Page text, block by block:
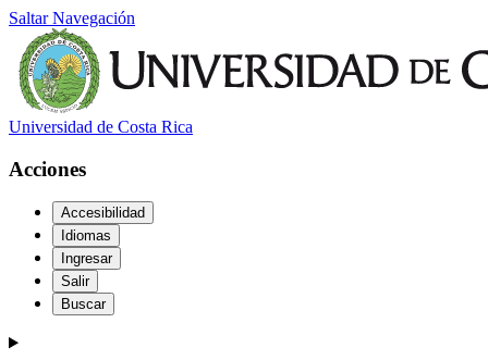
Saltar Navegación
Universidad de Costa Rica
Acciones
Accesibilidad
Idiomas
Ingresar
Salir
Buscar